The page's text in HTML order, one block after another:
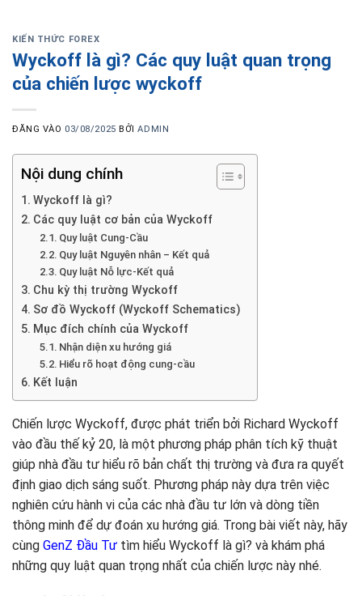
KIẾN THỨC FOREX
Wyckoff là gì? Các quy luật quan trọng
của chiến lược wyckoff
ĐĂNG VÀO 03/08/2025 BỞIADMIN
Nội dung chính
Wyckoff là gì?
Các quy luật cơ bản của Wyckoff
Quy luật Cung-Cầu
Quy luật Nguyên nhân – Kết quả
Quy luật Nỗ lực-Kết quả
Chu kỳ thị trường Wyckoff
Sơ đồ Wyckoff (Wyckoff Schematics)
Mục đích chính của Wyckoff
Nhận diện xu hướng giá
Hiểu rõ hoạt động cung-cầu
Kết luận
Chiến lược Wyckoff, được phát triển bởi Richard Wyckoff
vào đầu thế kỷ 20, là một phương pháp phân tích kỹ thuật
giúp nhà đầu tư hiểu rõ bản chất thị trường và đưa ra quyết
định giao dịch sáng suốt. Phương pháp này dựa trên việc
nghiên cứu hành vi của các nhà đầu tư lớn và dòng tiền
thông minh để dự đoán xu hướng giá. Trong bài viết này, hãy
cùng GenZ Đầu Tư tìm hiểu Wyckoff là gì? và khám phá
những quy luật quan trọng nhất của chiến lược này nhé.